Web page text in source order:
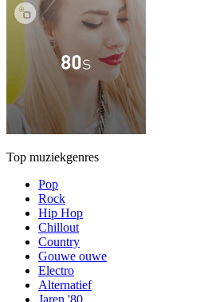
Top muziekgenres
Pop
Rock
Hip Hop
Chillout
Country
Gouwe ouwe
Electro
Alternatief